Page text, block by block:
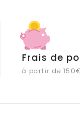
Frais de
à partir de